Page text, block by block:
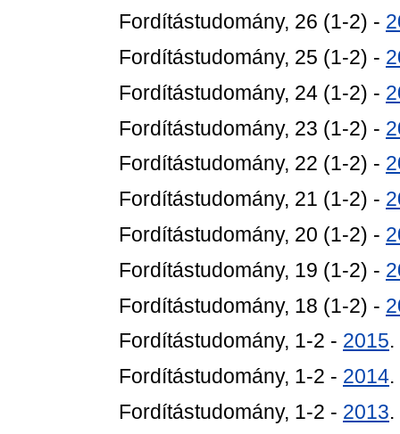
Fordítástudomány, 26 (1-2) -
Fordítástudomány, 25 (1-2) -
Fordítástudomány, 24 (1-2) -
Fordítástudomány, 23 (1-2) -
Fordítástudomány, 22 (1-2) -
Fordítástudomány, 21 (1-2) -
Fordítástudomány, 20 (1-2) -
Fordítástudomány, 19 (1-2) -
Fordítástudomány, 18 (1-2) -
Fordítástudomány, 1-2 - 2015
Fordítástudomány, 1-2 - 2014
Fordítástudomány, 1-2 - 2013